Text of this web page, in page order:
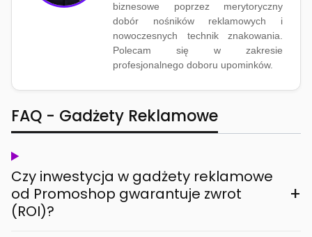
biznesowe poprzez merytoryczny
dobór nośników reklamowych i
nowoczesnych technik znakowania.
Polecam się w zakresie
profesjonalnego doboru upominków.
FAQ - Gadżety Reklamowe
Czy inwestycja w gadżety reklamowe
od Promoshop gwarantuje zwrot
(ROI)?
+